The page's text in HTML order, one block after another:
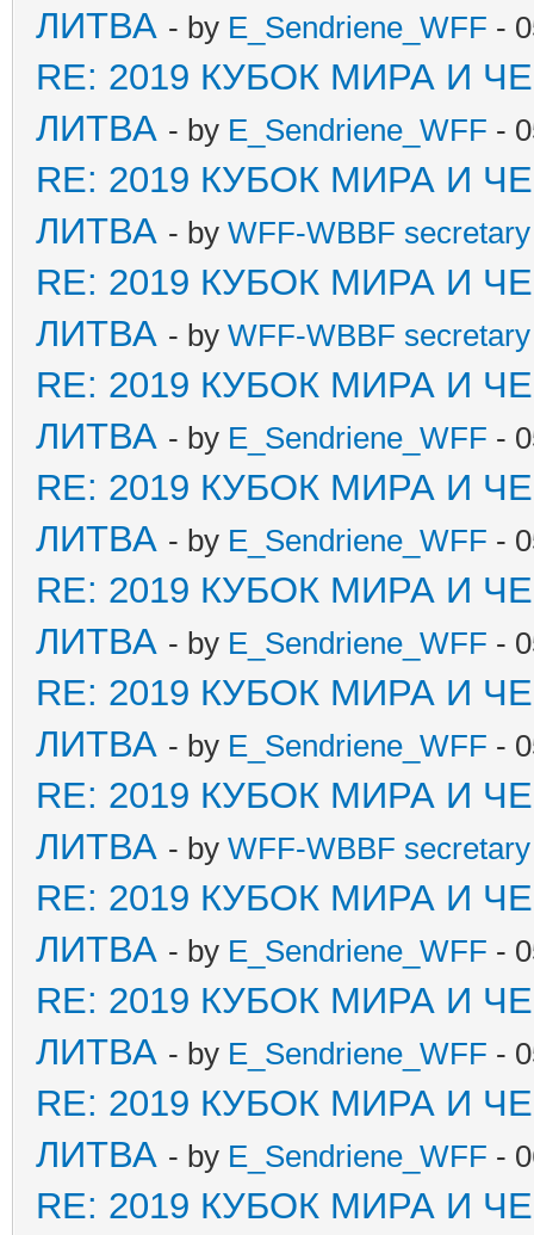
ЛИТВА - by E_Sendriene_WFF -
RE: 2019 КУБОК МИРА И
ЛИТВА - by E_Sendriene_WFF -
RE: 2019 КУБОК МИРА И
ЛИТВА - by WFF-WBBF
RE: 2019 КУБОК МИРА И
ЛИТВА - by WFF-WBBF
RE: 2019 КУБОК МИРА И
ЛИТВА - by E_Sendriene_WFF -
RE: 2019 КУБОК МИРА И
ЛИТВА - by E_Sendriene_WFF -
RE: 2019 КУБОК МИРА И
ЛИТВА - by E_Sendriene_WFF -
RE: 2019 КУБОК МИРА И
ЛИТВА - by E_Sendriene_WFF -
RE: 2019 КУБОК МИРА И
ЛИТВА - by WFF-WBBF
RE: 2019 КУБОК МИРА И
ЛИТВА - by E_Sendriene_WFF -
RE: 2019 КУБОК МИРА И
ЛИТВА - by E_Sendriene_WFF -
RE: 2019 КУБОК МИРА И
ЛИТВА - by E_Sendriene_WFF -
RE: 2019 КУБОК МИРА И